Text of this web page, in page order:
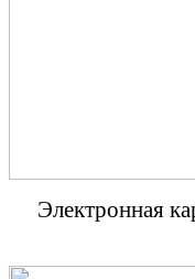
Электронная